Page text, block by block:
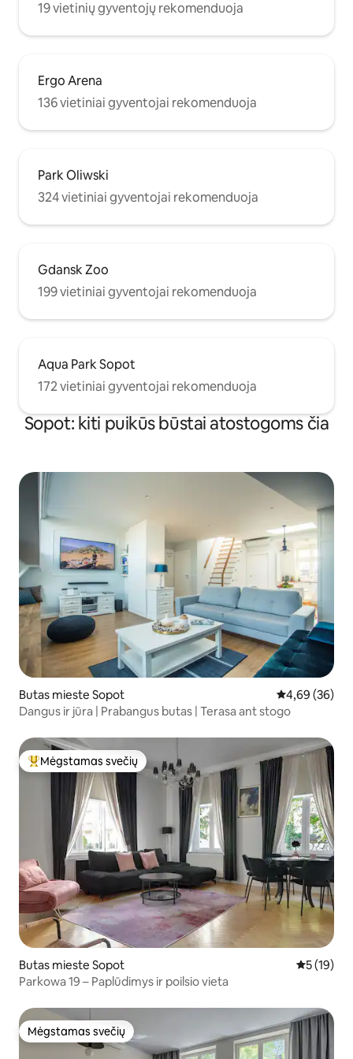
19 vietinių gyventojų rekomenduoja
Ergo Arena
136 vietiniai gyventojai rekomenduoja
Park Oliwski
324 vietiniai gyventojai rekomenduoja
Gdansk Zoo
199 vietiniai gyventojai rekomenduoja
Aqua Park Sopot
172 vietiniai gyventojai rekomenduoja
Sopot: kiti puikūs būstai atostogoms čia
Butas mieste Sopot Vidutinis
4,69 (36)
Dangus ir jūra | Prabangus butas | Terasa ant stogo
Svečių mėgstamiausias
Mėgstamas svečių
Butas mieste Sopot Vidutinis
5 (19)
Parkowa 19 – Paplūdimys ir poilsio vieta
Mėgstamas svečių
Mėgstamas svečių